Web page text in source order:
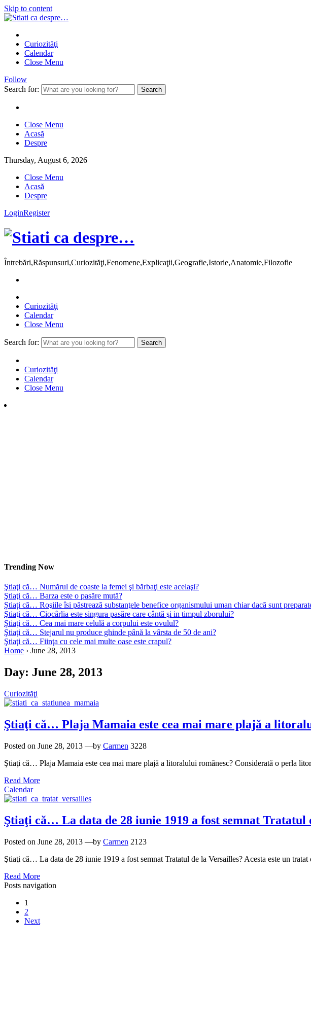
Skip to content
Curiozităţi
Calendar
Close Menu
Follow
Search for:
Close Menu
Acasă
Despre
Thursday, August 6, 2026
Close Menu
Acasă
Despre
LoginRegister
Întrebări,Răspunsuri,Curiozităţi,Fenomene,Explicaţii,Geografie,Istorie,Anatomie,Filozofie
Curiozităţi
Calendar
Close Menu
Search for:
Curiozităţi
Calendar
Close Menu
Trending Now
Ştiaţi că… Numărul de coaste la femei şi bărbaţi este acelaşi?
Ştiaţi că… Barza este o pasăre mută?
Știați că… Roşiile îsi păstrează substanţele benefice organismului uman chiar dacă sunt
Ştiaţi că… Ciocârlia este singura pasăre care cântă şi in timpul zborului?
Știaţi că… Cea mai mare celulă a corpului este ovulul?
Ştiaţi că… Stejarul nu produce ghinde până la vârsta de 50 de ani?
Ştiaţi că… Fiinţa cu cele mai multe oase este crapul?
Home › June 28, 2013
Day: June 28, 2013
Curiozităţi
Ştiaţi că… Plaja Mamaia este cea mai mare plajă a
Posted on June 28, 2013 —by Carmen 3228
Ştiaţi că… Plaja Mamaia este cea mai mare plajă a litoralului românesc? Considerată o perla
Read More
Calendar
Ştiaţi că… La data de 28 iunie 1919 a fost semnat Tratatul
Posted on June 28, 2013 —by Carmen 2123
Ştiaţi că… La data de 28 iunie 1919 a fost semnat Tratatul de la Versailles? Acesta este un
Read More
Posts navigation
1
2
Next